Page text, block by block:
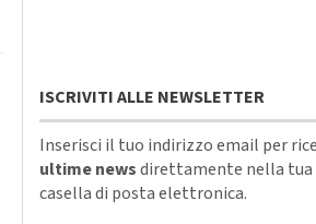
ISCRIVITI ALLE NEWSLETTER
Inserisci il tuo indirizzo email per
ultime newsdirettamente nella tua
casella di posta elettronica.